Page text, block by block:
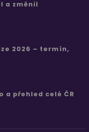
a změnil
2026 – termín,
a přehled celé ČR